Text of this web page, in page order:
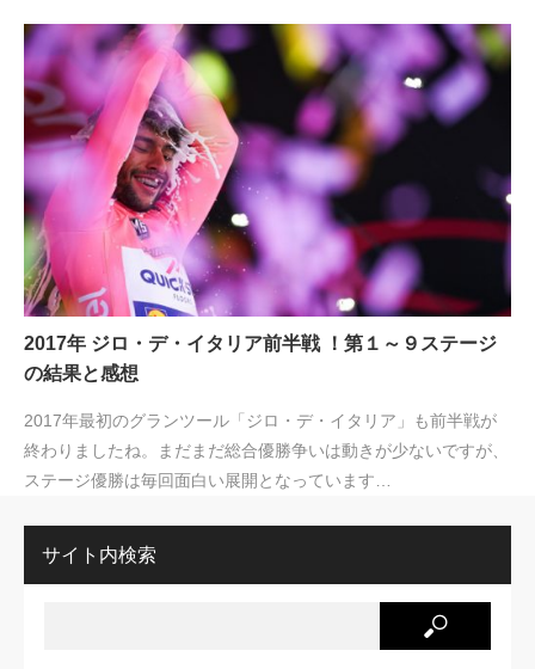
2017年 ジロ・デ・イタリア前半戦 ！第１～９ステージ
の結果と感想
2017年最初のグランツール「ジロ・デ・イタリア」も前半戦が
終わりましたね。まだまだ総合優勝争いは動きが少ないですが、
ステージ優勝は毎回面白い展開となっています…
サイト内検索